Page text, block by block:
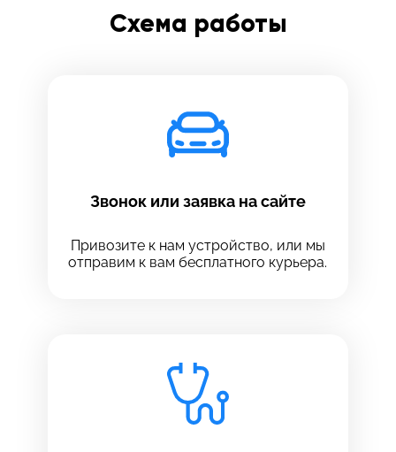
Схема работы
Звонок или заявка на сайте
Привозите к нам устройство, или мы
отправим к вам бесплатного курьера.
Выберите сервис
Выберите сервис